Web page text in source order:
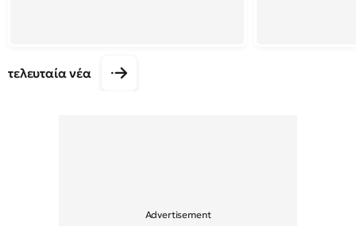
τελευταία νέα